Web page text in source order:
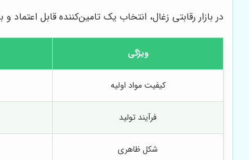
در بازار رقابتی زغال، انتخاب یک تامین‌کننده قابل
ویژگی
کیفیت مواد اولیه
فرآیند تولید
شکل ظاهری